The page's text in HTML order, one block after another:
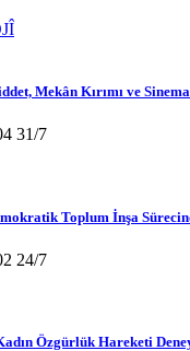
Mekân Kırımı ve
31/7
Toplum İnşa
24/7
Özgürlük Hareketi